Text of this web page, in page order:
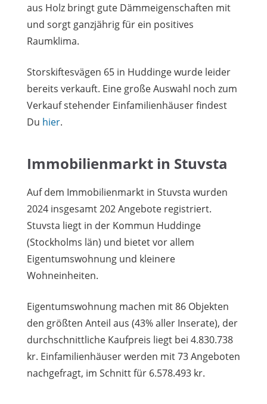
aus Holz bringt gute Dämmeigenschaften mit
und sorgt ganzjährig für ein positives
Raumklima.
Storskiftesvägen 65 in Huddinge wurde leider
bereits verkauft. Eine große Auswahl noch zum
Verkauf stehender Einfamilienhäuser findest
Du hier.
Immobilienmarkt in Stuvsta
Auf dem Immobilienmarkt in Stuvsta wurden
2024 insgesamt 202 Angebote registriert.
Stuvsta liegt in der Kommun Huddinge
(Stockholms län) und bietet vor allem
Eigentumswohnung und kleinere
Wohneinheiten.
Eigentumswohnung machen mit 86 Objekten
den größten Anteil aus (43% aller Inserate), der
durchschnittliche Kaufpreis liegt bei 4.830.738
kr. Einfamilienhäuser werden mit 73 Angeboten
nachgefragt, im Schnitt für 6.578.493 kr.